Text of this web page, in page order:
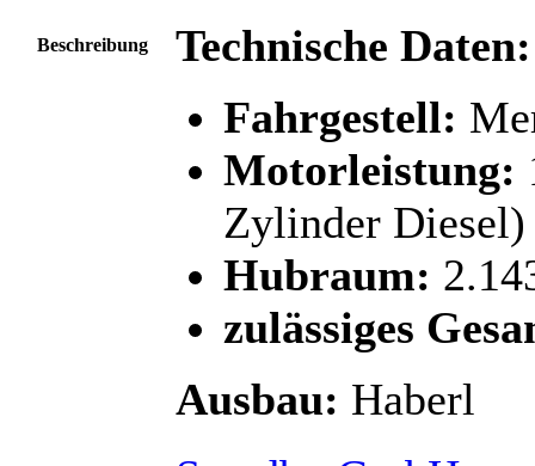
Beschreibung
Technische Daten:
Fahrgestell:
Motorleistung:
Zylinder Diesel)
Hubraum:
zulässiges
Ausbau: Haberl